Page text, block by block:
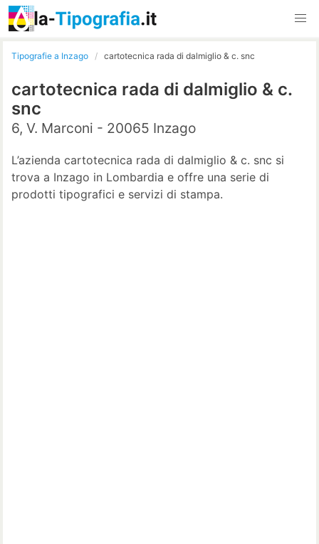
Tipografie a Inzago cartotecnica rada di dalmiglio & c. snc
cartotecnica rada di dalmiglio & c.
snc
6, V. Marconi - 20065 Inzago
L’azienda cartotecnica rada di dalmiglio & c. snc si
trova a Inzago in Lombardia e offre una serie di
prodotti tipografici e servizi di stampa.